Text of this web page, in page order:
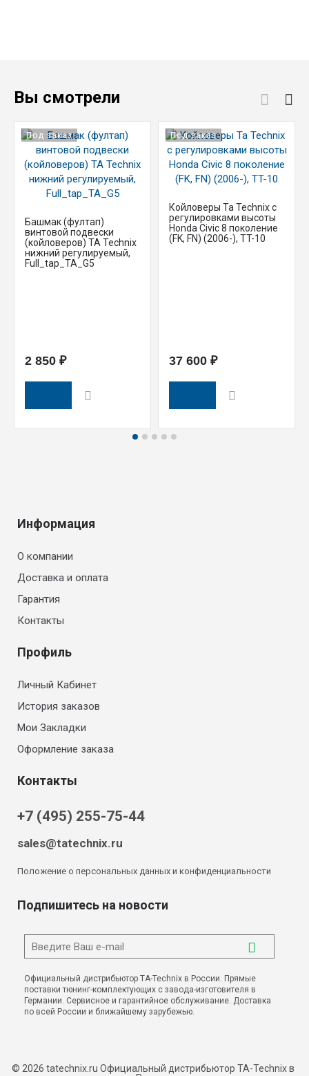
Вы смотрели
Под заказ
Башмак (фултап)
винтовой подвески
(койловеров) TA Technix
нижний регулируемый,
Full_tap_TA_G5
2 850 ₽
Под заказ
Койловеры Ta Technix с
регулировками высоты
Honda Civic 8 поколение
(FK, FN) (2006-), TT-10
37 600 ₽
Информация
О компании
Доставка и оплата
Гарантия
Контакты
Профиль
Личный Кабинет
История заказов
Мои Закладки
Оформление заказа
Контакты
+7 (495) 255-75-44
sales@tatechnix.ru
Положение о персональных данных и конфиденциальности
Подпишитесь на новости
Официальный дистрибьютор TA-Technix в России. Прямые
поставки тюнинг-комплектующих с завода-изготовителя в
Германии. Сервисное и гарантийное обслуживание. Доставка
по всей России и ближайшему зарубежью.
© 2026 tatechnix.ru Официальный дистрибьютор TA-Technix в